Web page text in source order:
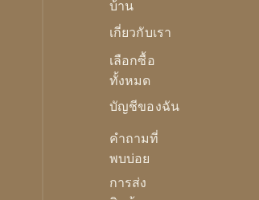
บ้าน
เกี่ยวกับเรา
เลือกซื้อ
ทั้งหมด
บัญชีของฉัน
คำถามที่
พบบ่อย
การส่ง